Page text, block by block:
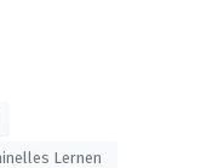
Lernen